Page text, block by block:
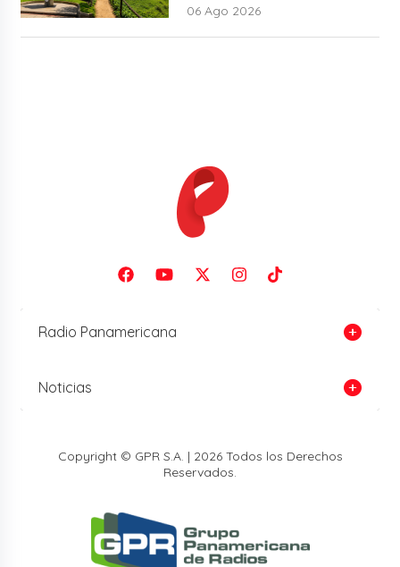
06 Ago 2026
Radio Panamericana
Noticias
Copyright © GPR S.A. | 2026 Todos los Derechos
Reservados.